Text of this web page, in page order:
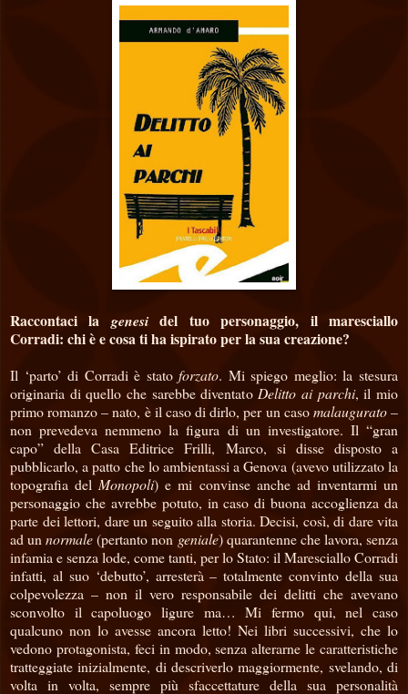
Raccontaci la genesidel tuo personaggio, il maresciallo
Corradi: chi è e cosa ti ha ispirato per la sua creazione?
Il ‘parto’ di Corradi è statoforzato. Mi spiego meglio: la stesura
originaria di quello che sarebbe diventato Delitto ai parchi, il mio
primo romanzo – nato, è il caso di dirlo, per un casomalaugurato–
non prevedeva nemmeno la figura di un investigatore. Il “gran
capo” della Casa Editrice Frilli, Marco, si disse disposto a
pubblicarlo, a patto che lo ambientassi a Genova (avevo utilizzato la
topografia del Monopoli) e mi convinse anche ad inventarmi un
personaggio che avrebbe potuto, in caso di buona accoglienza da
parte dei lettori, dare un seguito alla storia. Decisi, così, di dare vita
ad unnormale(pertanto non geniale) quarantenne che lavora, senza
infamia e senza lode, come tanti, per lo Stato: il Maresciallo Corradi
infatti, al suo ‘debutto’, arresterà – totalmente convinto della sua
colpevolezza – non il vero responsabile dei delitti che avevano
sconvolto il capoluogo ligure ma… Mi fermo qui, nel caso
qualcuno non lo avesse ancora letto! Nei libri successivi, che lo
vedono protagonista, feci in modo, senza alterarne le caratteristiche
tratteggiate inizialmente, di descriverlo maggiormente, svelando, di
volta in volta, sempre più sfaccettature della sua personalità